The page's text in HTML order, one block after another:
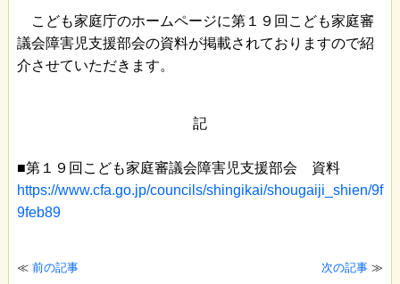
こども家庭庁のホームページに第１９回こども家庭審
議会障害児支援部会の資料が掲載されておりますので紹
介させていただきます。
記
■第１９回こども家庭審議会障害児支援部会 資料
https://www.cfa.go.jp/councils/shingikai/shougaiji_shien/9f
9feb89
≪ 前の記事 次の記事 ≫